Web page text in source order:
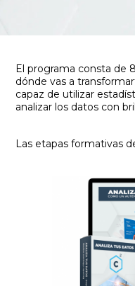
El programa consta de
dónde vas a
capaz de utilizar
analizar los datos con
Las etapas formativas